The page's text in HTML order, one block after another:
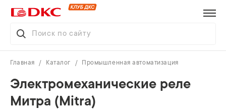
Главная Каталог Промышленная автоматизация
Электромеханические реле
Митра (Mitra)